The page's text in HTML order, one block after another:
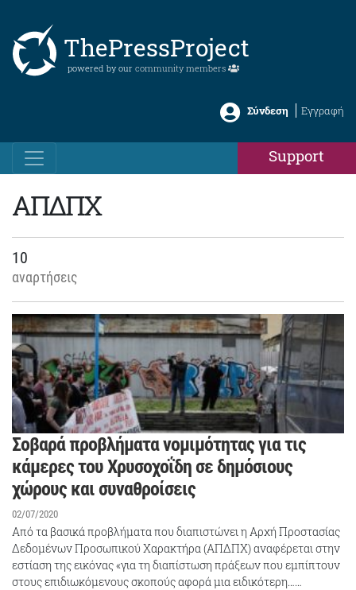
ThePressProject
powered by our community members
Σύνδεση Εγγραφή
Support
ΑΠΔΠΧ
10
αναρτήσεις
Σοβαρά προβλήματα νομιμότητας για τις
κάμερες του Χρυσοχοΐδη σε δημόσιους
χώρους και συναθροίσεις
02/07/2020
Από τα βασικά προβλήματα που διαπιστώνει η Αρχή Προστασίας
Δεδομένων Προσωπικού Χαρακτήρα (ΑΠΔΠΧ) αναφέρεται στην
εστίαση της εικόνας «για τη διαπίστωση πράξεων που εµπίπτουν
στους επιδιωκόµενους σκοπούς αφορά µια ειδικότερη……